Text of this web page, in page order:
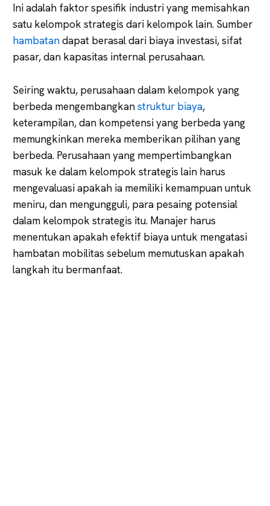
Ini adalah faktor spesifik industri yang memisahkan
satu kelompok strategis dari kelompok lain. Sumber
hambatandapat berasal dari biaya investasi, sifat
pasar, dan kapasitas internal perusahaan.
Seiring waktu, perusahaan dalam kelompok yang
berbeda mengembangkanstruktur biaya,
keterampilan, dan kompetensi yang berbeda yang
memungkinkan mereka memberikan pilihan yang
berbeda. Perusahaan yang mempertimbangkan
masuk ke dalam kelompok strategis lain harus
mengevaluasi apakah ia memiliki kemampuan untuk
meniru, dan mengungguli, para pesaing potensial
dalam kelompok strategis itu. Manajer harus
menentukan apakah efektif biaya untuk mengatasi
hambatan mobilitas sebelum memutuskan apakah
langkah itu bermanfaat.